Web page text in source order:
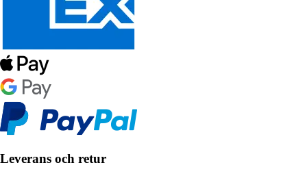
Leverans och retur